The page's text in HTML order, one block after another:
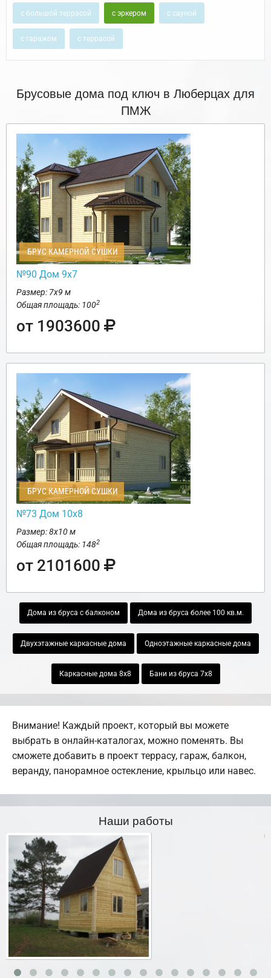
с большой террасой с эркером с сауной
с гаражом с террасой
Брусовые дома под ключ в Люберцах для
ПМЖ
БРУС КАМЕРНОЙ СУШКИ
№90 Дом 9х7
Размер: 7х9 м
Общая площадь: 1002
от 1903600
БРУС КАМЕРНОЙ СУШКИ
№73 Дом 10х8
Размер: 8х10 м
Общая площадь: 1482
от 2101600
Дома из бруса с балконом Дома из бруса более 100 кв.м.
Двухэтажные каркасные дома Одноэтажные каркасные дома
Каркасные дома 8х8 Бани из бруса 7х8
Внимание! Каждый проект, который вы можете
выбрать в онлайн-каталогах, можно поменять. Вы
сможете добавить в проект террасу, гараж, балкон,
веранду, панорамное остекление, крыльцо или навес.
Наши работы